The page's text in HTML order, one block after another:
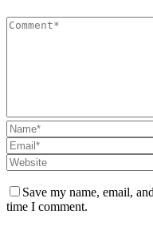
Save my name, email,
time I comment.